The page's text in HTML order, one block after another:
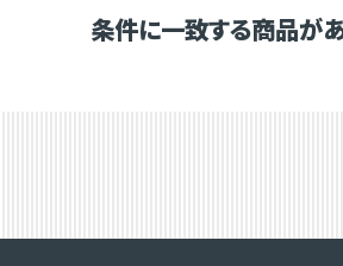
条件に一致する商品があ